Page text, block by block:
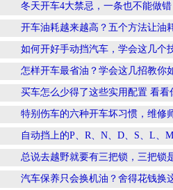
冬天开车4大禁忌，一条也不能做
开车油耗越来越高？五个方法让油
如何开好手动挡汽车，学会这几个
怎样开车最省油？学会这几招教你
买车怎么少得了这些实用配置 看看
特别伤车的六种开车坏习惯，维修
自动挡上的P、R、N、D、S、L、
总说去越野就要有三把锁，三把锁
汽车保养只会换机油？舍得花钱换